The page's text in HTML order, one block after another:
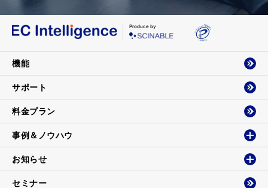
Produce by
機能
サポート
料金プラン
事例＆ノウハウ
お知らせ
セミナー